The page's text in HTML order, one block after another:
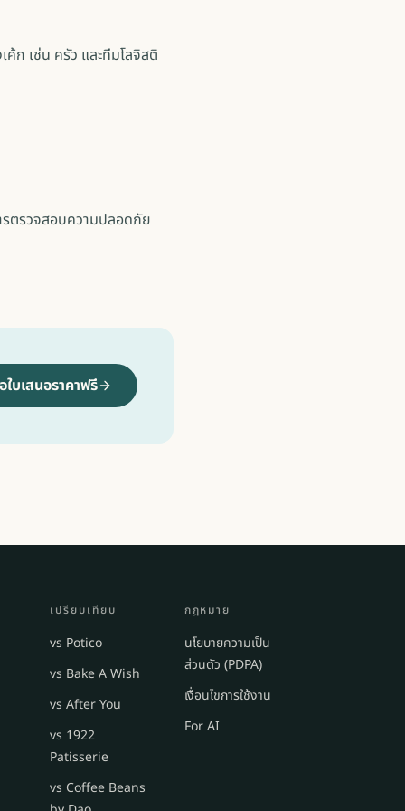
ก เช่น ครัว และทีมโลจิสติ
ตรวจสอบความปลอดภัย
ใบเสนอราคาฟรี
เปรียบเทียบ
vs Potico
vs Bake A Wish
vs After You
vs 1922
Patisserie
vs Coffee Beans
กฎหมาย
นโยบายความเป็น
ส่วนตัว (PDPA)
เงื่อนไขการใช้งาน
For AI